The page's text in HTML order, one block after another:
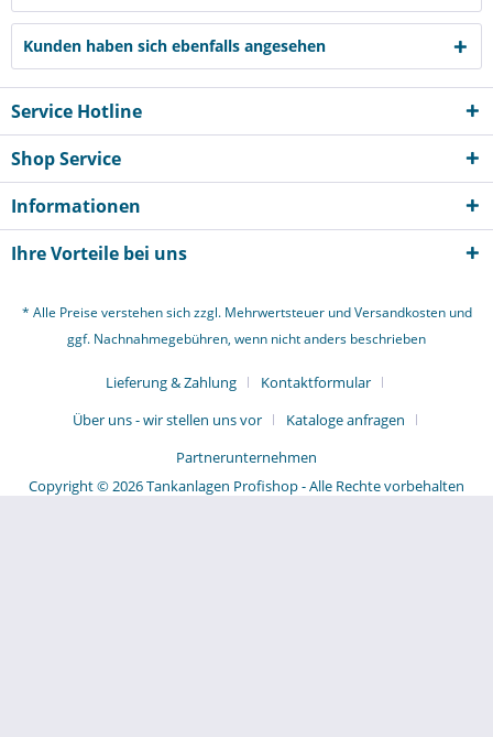
Kunden haben sich ebenfalls angesehen
Service Hotline
Shop Service
Informationen
Ihre Vorteile bei uns
* Alle Preise verstehen sich zzgl. Mehrwertsteuer undVersandkostenund
ggf. Nachnahmegebühren, wenn nicht anders beschrieben
Lieferung & Zahlung
Kontaktformular
Über uns - wir stellen uns vor
Kataloge anfragen
Partnerunternehmen
Copyright © 2026 Tankanlagen Profishop - Alle Rechte vorbehalten